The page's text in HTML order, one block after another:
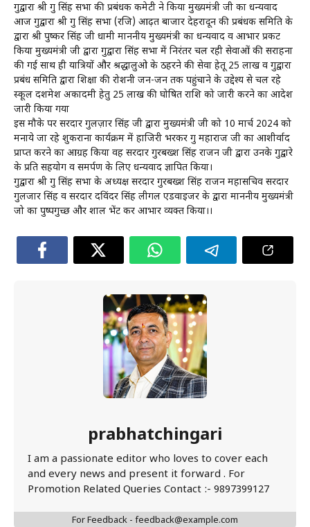
गुरुद्वारा श्री गुरु सिंह सभा की प्रबंधक कमेटी ने किया मुख्यमंत्री जी का धन्यवाद
आज गुरुद्वारा श्री गुरु सिंह सभा (रजि) आढ़त बाजार देहरादून की प्रबंधक समिति के
द्वारा श्री पुष्कर सिंह जी धामी माननीय मुख्यमंत्री का धन्यवाद व आभार प्रकट
किया मुख्यमंत्री जी द्वारा गुरुद्वारा सिंह सभा में निरंतर चल रही सेवाओं की सराहना
की गई साथ ही यात्रियों और श्रद्धालुओ के ठहरने की सेवा हेतू 25 लाख व गुरुद्वारा
प्रबंध समिति द्वारा शिक्षा की रोशनी जन-जन तक पहुंचाने के उद्देश्य से चल रहे
स्कूल दशमेश अकादमी हेतु 25 लाख की घोषित राशि को जारी करने का आदेश
जारी किया गया
इस मौके पर सरदार गुलज़ार सिंह जी द्वारा मुख्यमंत्री जी को 10 मार्च 2024 को
मनाये जा रहे शुकराना कार्यक्रम में हाजिरी भरकर गुरु महाराज जी का आशीर्वाद
प्राप्त करने का आग्रह किया वह सरदार गुरबख्श सिंह राजन जी द्वारा उनके गुरुद्वारे
के प्रति सहयोग व समर्पण के लिए धन्यवाद ज्ञापित किया।
गुरुद्वारा श्री गुरु सिंह सभा के अध्यक्ष सरदार गुरबख्श सिंह राजन महासचिव सरदार
गुलजार सिंह व सरदार दविंदर सिंह लीगल एडवाइजर के द्वारा माननीय मुख्यमंत्री
जो का पुष्पगुच्छ और शाल भेंट कर आभार व्यक्त किया।।
prabhatchingari
I am a passionate editor who loves to cover each
and every news and present it forward . For
Promotion Related Queries Contact :- 9897399127
For Feedback - feedback@example.com